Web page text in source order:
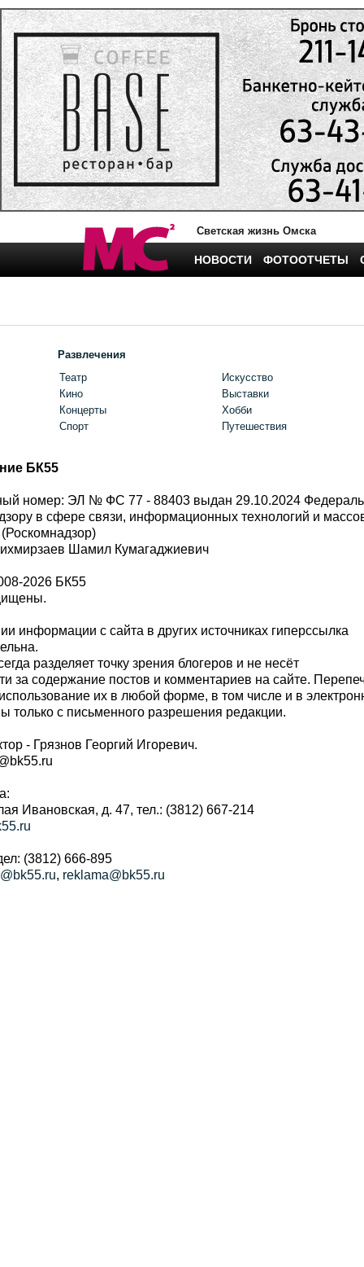
Светская жизнь Омска
НОВОСТИ ФОТООТЧЕТЫ
Развлечения
Театр
Кино
Концерты
Спорт
Искусство
Выставки
Хобби
Путешествия
БК55
номер: ЭЛ № ФС 77 - 88403 выдан 29.10.2024
в сфере связи, информационных технологий и
Шамил Кумагаджиевич
2026 БК55
информации с сайта в других источниках гиперссылка
разделяет точку зрения блогеров и не несёт
за содержание постов и комментариев на сайте.
их в любой форме, в том числе и в
с письменного разрешения редакции.
- Грязнов Георгий Игоревич.
Ивановская, д. 47, тел.: (3812) 667-214
(3812) 666-895
, reklama@bk55.ru